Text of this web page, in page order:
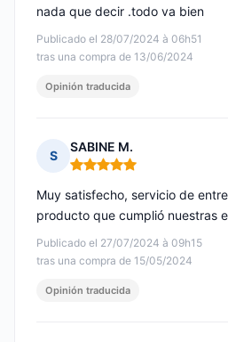
Publicado el 28/07/2024 à 06h51
tras una compra de 13/06/2024
nada que decir .todo va bien
Opinión traducida
S
SABINE M.
Nota: 5 de 5
Publicado el 27/07/2024 à 09h15
tras una compra de 15/05/2024
Muy satisfecho, servicio de
producto que cumplió nuestras
Opinión traducida